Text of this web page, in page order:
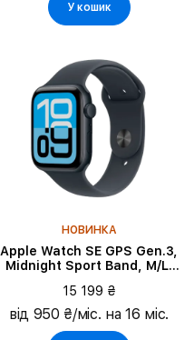
У кошик
НОВИНКА
Apple Watch SE GPS Gen.3,
Midnight Sport Band, M/L,
15 199 ₴
від 950 ₴/міс. на 16 міс.